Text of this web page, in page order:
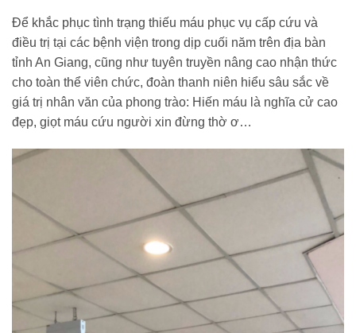
Để khắc phục tình trạng thiếu máu phục vụ cấp cứu và
điều trị tại các bệnh viện trong dịp cuối năm trên địa bàn
tỉnh An Giang, cũng như tuyên truyền nâng cao nhận thức
cho toàn thể viên chức, đoàn thanh niên hiểu sâu sắc về
giá trị nhân văn của phong trào: Hiến máu là nghĩa cử cao
đẹp, giọt máu cứu người xin đừng thờ ơ…